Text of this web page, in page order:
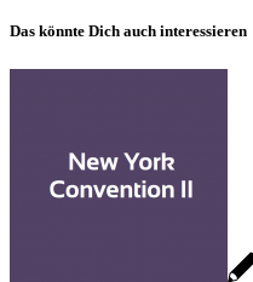
Das könnte Dich auch interessieren